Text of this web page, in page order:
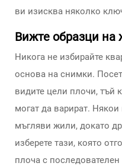
ви изисква няколко
Вижте образци на
Никога не избирайте
основа на снимки.
видите цели плочи, тъй
могат да варират.
мъгляви жили, докато
изберете тази, която
плоча с последователен